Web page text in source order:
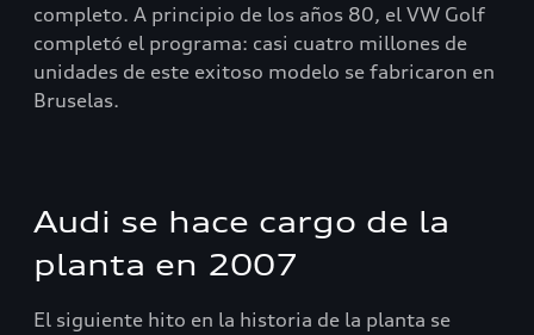
completo. A principio de los años 80, el VW Golf
completó el programa: casi cuatro millones de
unidades de este exitoso modelo se fabricaron en
Bruselas.
Audi se hace cargo de la
planta en 2007
El siguiente hito en la historia de la planta se